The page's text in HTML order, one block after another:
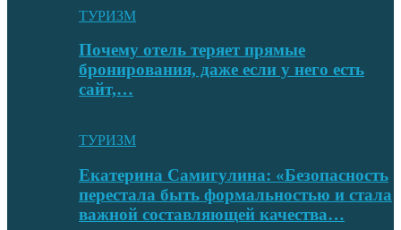
ТУРИЗМ
Почему отель теряет прямые
бронирования, даже если у него есть
сайт,…
ТУРИЗМ
Екатерина Самигулина: «Безопасность
перестала быть формальностью и стала
важной составляющей качества…